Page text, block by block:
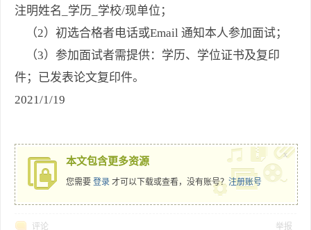
注明姓名_学历_学校/现单位；
（2）初选合格者电话或Email 通知本人参加面试；
（3）参加面试者需提供：学历、学位证书及复印
件；已发表论文复印件。
2021/1/19
本文包含更多资源
您需要 登录 才可以下载或查看，没有账号？ 注册账号
x
评论 举报